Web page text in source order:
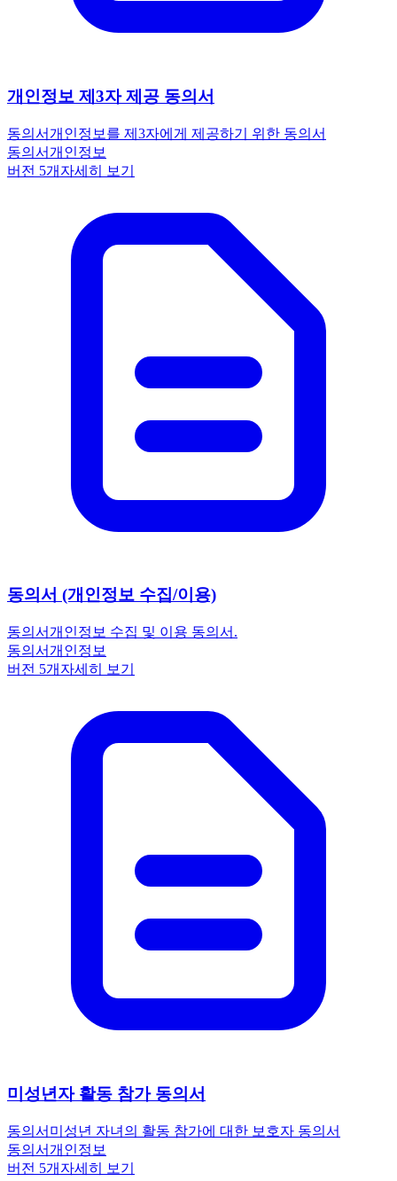
개인정보 제3자 제공 동의서
동의서개인정보를 제3자에게 제공하기 위한 동의서
동의서개인정보
버전 5개 자세히 보기
동의서 (개인정보 수집/이용)
동의서개인정보 수집 및 이용 동의서.
동의서개인정보
버전 5개 자세히 보기
미성년자 활동 참가 동의서
동의서 미성년 자녀의 활동 참가에 대한 보호자 동의서
동의서개인정보
버전 5개 자세히 보기